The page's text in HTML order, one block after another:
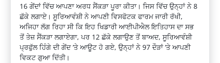
16 ਗੇਂਦਾਂ ਵਿੱਚ ਆਪਣਾ ਅਰਧ ਸੈਂਕੜਾ ਪੂਰਾ ਕੀਤਾ। ਜਿਸ ਵਿੱਚ ਉਨ੍ਹਾਂ ਨੇ 8
ਛੱਕੇ ਲਗਾਏ। ਸੂਰਿਆਵੰਸ਼ੀ ਨੇ ਆਪਣੀ ਵਿਸਫੋਟਕ ਫਾਰਮ ਜਾਰੀ ਰੱਖੀ,
ਅਜਿਹਾ ਲੱਗ ਰਿਹਾ ਸੀ ਕਿ ਇਹ ਖਿਡਾਰੀ ਆਈਪੀਐਲ ਇਤਿਹਾਸ ਦਾ ਸਭ
ਤੋਂ ਤੇਜ਼ ਸੈਂਕੜਾ ਲਗਾਏਗਾ, ਪਰ 12 ਛੱਕੇ ਲਗਾਉਣ ਤੋਂ ਬਾਅਦ, ਸੂਰਿਆਵੰਸ਼ੀ
ਪ੍ਰਫੁੱਲ ਹਿੰਗੇ ਦੀ ਗੇਂਦ ‘ਤੇ ਆਊਟ ਹੋ ਗਏ, ਉਨ੍ਹਾਂ ਨੇ 97 ਦੌੜਾਂ ‘ਤੇ ਆਪਣੀ
ਵਿਕਟ ਗੁਆ ਦਿੱਤੀ।